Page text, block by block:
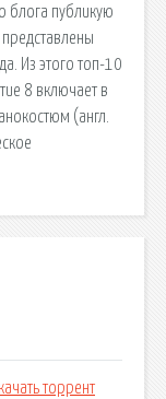
блога публикую
Из этого топ-10
8 включает в
(англ.
торрент